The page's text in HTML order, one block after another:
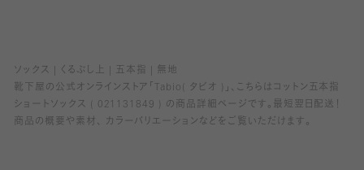
ソックス くるぶし上 五本指
無地
靴下屋の公式オンラインストア「Tabio( タビオ )」、こちらはコットン五本指
ショートソックス ( 021131849 ) の商品詳細ページです。最短翌日配送！
商品の概要や素材、 カラーバリエーションなどをご覧いただけます。